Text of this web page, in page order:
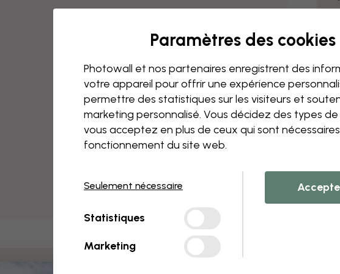
Paramètres des cookies
Photowall et nos partenaires enregistrent des
votre appareil pour offrir une expérience
permettre des statistiques sur les visiteurs et
marketing personnalisé. Vous décidez des types
vous acceptez en plus de ceux qui sont
fonctionnement du site web.
Seulement nécessaire
Statistiques
Marketing